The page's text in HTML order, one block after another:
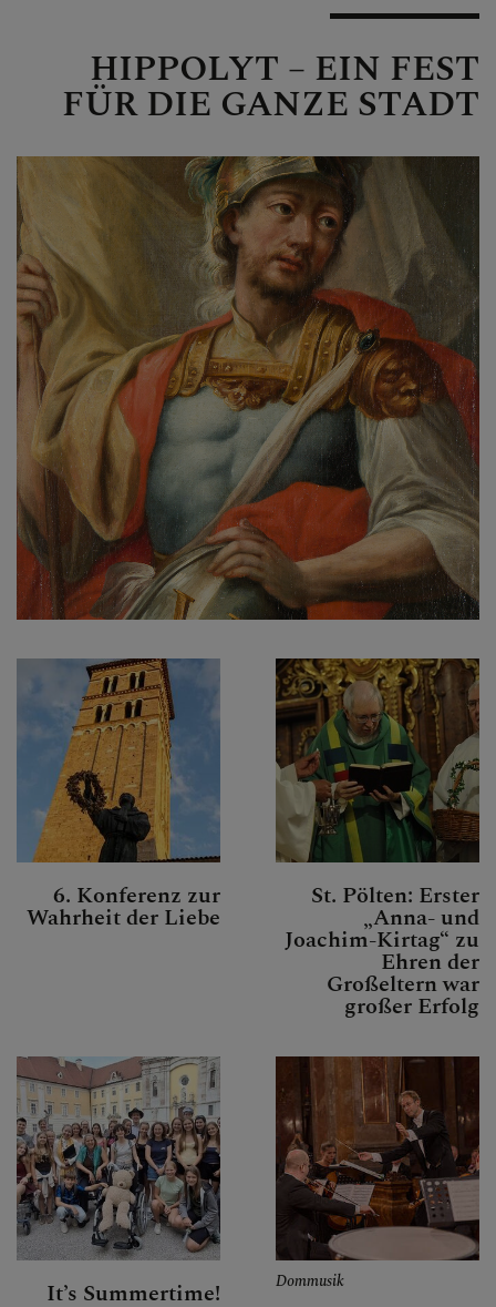
HIPPOLYT – EIN FEST
FÜR DIE GANZE STADT
6. Konferenz zur
Wahrheit der Liebe
St. Pölten: Erster
„Anna- und
Joachim-Kirtag“ zu
Ehren der
Großeltern war
großer Erfolg
It’s Summertime! Dommusik